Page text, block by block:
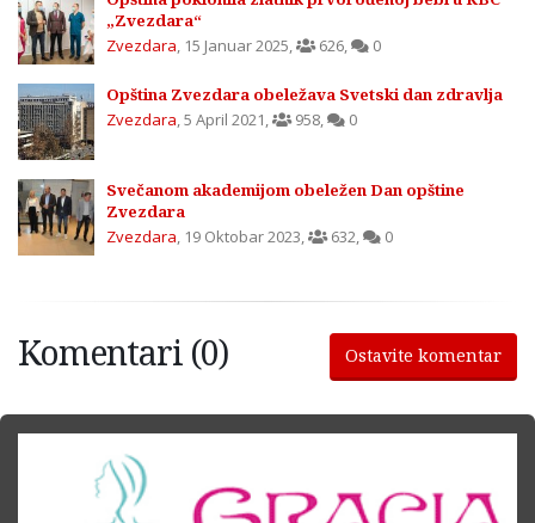
„Zvezdara“
Zvezdara, 15 Januar 2025, 626, 0
Opština Zvezdara obeležava Svetski dan zdravlja
Zvezdara,5 April 2021, 958, 0
Svečanom akademijom obeležen Dan opštine
Zvezdara
Zvezdara, 19 Oktobar 2023, 632, 0
Komentari (0) Ostavite komentar